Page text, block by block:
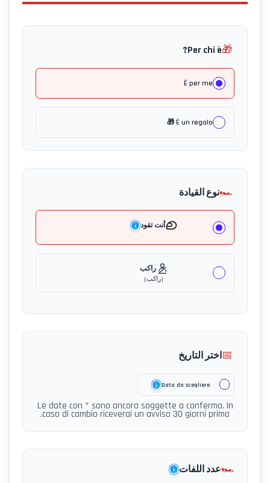
🎁
Per chi è?
È per me
È un regalo 🎁
🏎️نوع القيادة
أنت تقود
راكب
(راكب)
📅اختر التاريخ
Data da scegliere
Le date con * sono ancora soggette a conferma. In
caso di cambio riceverai un avviso 30 giorni prima.
🏎️عدد اللفات